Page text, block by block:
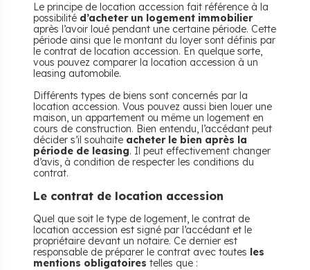
Le principe de location accession fait référence à la
possibilité d’acheter un logement immobilier
après l’avoir loué pendant une certaine période. Cette
période ainsi que le montant du loyer sont définis par
le contrat de location accession. En quelque sorte,
vous pouvez comparer la location accession à un
leasing automobile.
Différents types de biens sont concernés par la
location accession. Vous pouvez aussi bien louer une
maison, un appartement ou même un logement en
cours de construction. Bien entendu, l’accédant peut
décider s’il souhaite acheter le bien après la
période de leasing. Il peut effectivement changer
d’avis, à condition de respecter les conditions du
contrat.
Le contrat de location accession
Quel que soit le type de logement, le contrat de
location accession est signé par l’accédant et le
propriétaire devant un notaire. Ce dernier est
responsable de préparer le contrat avec toutes les
mentions obligatoires telles que :